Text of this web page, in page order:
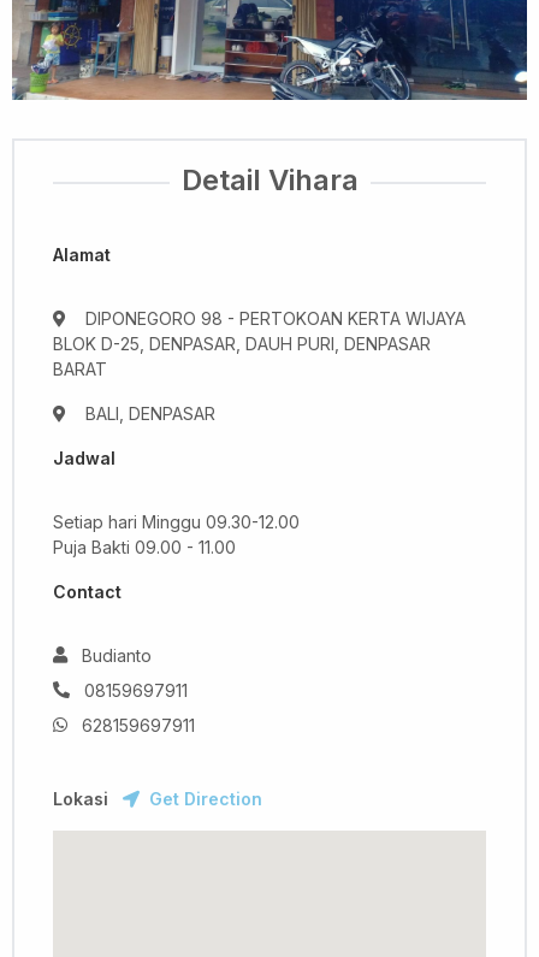
Detail Vihara
Alamat
DIPONEGORO 98 - PERTOKOAN KERTA WIJAYA
BLOK D-25, DENPASAR, DAUH PURI, DENPASAR
BARAT
BALI, DENPASAR
Jadwal
Setiap hari Minggu 09.30-12.00
Puja Bakti 09.00 - 11.00
Contact
Budianto
08159697911
628159697911
Lokasi Get Direction